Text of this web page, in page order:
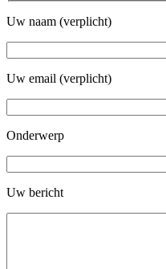
Uw naam (verplicht)
Uw email (verplicht)
Onderwerp
Uw bericht